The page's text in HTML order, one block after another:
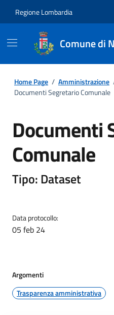
Regione Lombardia
Comune di
Home Page / Amministrazione
Documenti Segretario Comunale
Documenti
Comunale
Tipo: Dataset
Data protocollo:
05 feb 24
Argomenti
Trasparenza amministrativa